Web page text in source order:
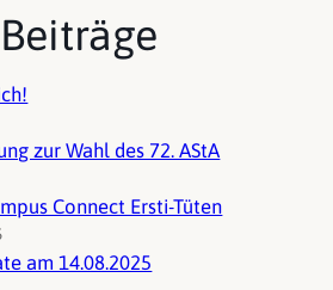
zur Wahl des 72. AStA
Connect Ersti-Tüten
am 14.08.2025